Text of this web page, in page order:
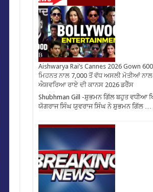
Aishwarya Rai’s Cannes 2026 Gown
ਮਿਹਨਤ ਨਾਲ 7,000 ਤੋਂ ਵੱਧ ਅਸਲੀ ਮੋਤੀਆਂ
ਐਸ਼ਵਰਿਆ ਰਾਏ ਦੀ ਕਾਨਸ 2026 ਡਰੈੱਸ
Shubhman Gill -ਸ਼ੁਭਮਨ ਗਿੱਲ ਬਹੁਤ ਵਧੀਆ
ਯੋਗਰਾਜ ਸਿੰਘ ਯੁਵਰਾਜ ਸਿੰਘ ਨੇ ਸ਼ੁਭਮਨ ਗਿੱਲ …